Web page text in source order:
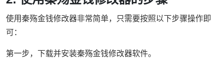
使用秦殇金钱修改器非常简单，只需要按照以下步骤操作即
可：
第一步，下载并安装秦殇金钱修改器软件。